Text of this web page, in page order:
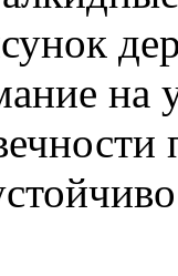
на